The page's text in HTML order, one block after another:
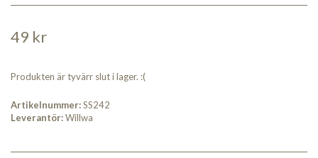
49 kr
Produkten är tyvärr slut i lager. :(
Artikelnummer:SS242
Leverantör:Willwa